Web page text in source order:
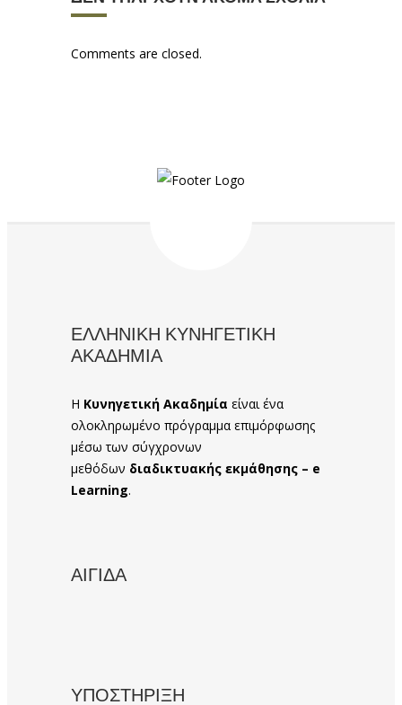
Comments are closed.
ΕΛΛΗΝΙΚΗ ΚΥΝΗΓΕΤΙΚΗ
ΑΚΑΔΗΜΙΑ
Η Κυνηγετική Ακαδημία είναι ένα
ολοκληρωμένο πρόγραμμα επιμόρφωσης
μέσω των σύγχρονων
μεθόδων διαδικτυακής εκμάθησης – e
Learning.
ΑΙΓΙΔΑ
ΥΠΟΣΤΗΡΙΞΗ